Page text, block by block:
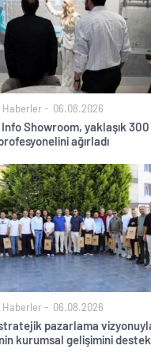
06.08.2026
Showroom, yaklaşık 300
ağırladı
06.08.2026
pazarlama
kurumsal gelişimini